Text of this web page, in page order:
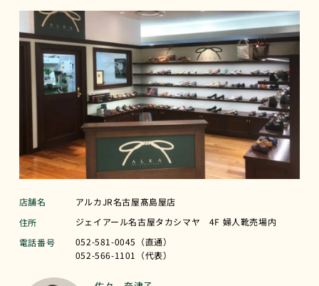
店舗名
アルカJR名古屋髙島屋店
住所
ジェイアール名古屋タカシマヤ 4F 婦人靴売場内
電話番号
052-581-0045（直通）
052-566-1101（代表）